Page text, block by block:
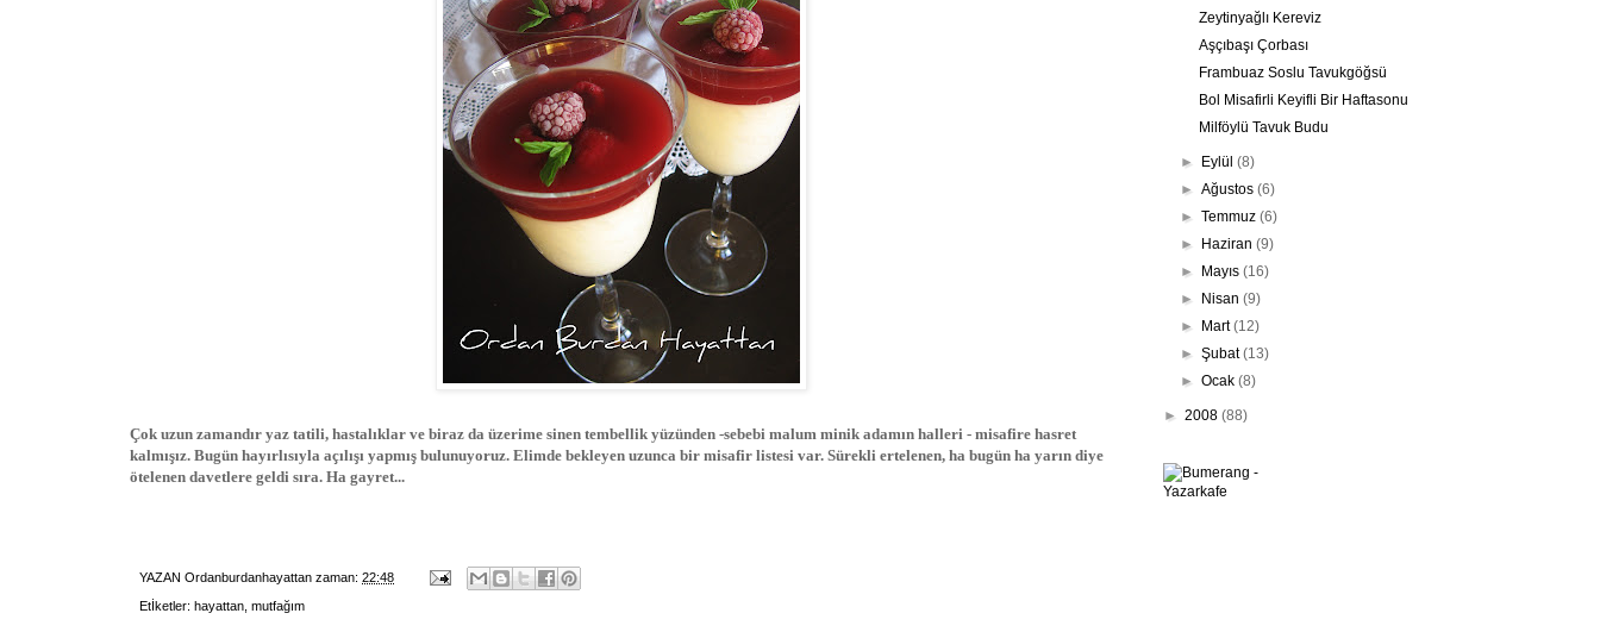
Çok uzun zamandır yaz tatili, hastalıklar ve biraz da üzerime sinen tembellik yüzünden -sebebi malum minik adamın halleri - misafire hasret
kalmışız. Bugün hayırlısıyla açılışı yapmış bulunuyoruz. Elimde bekleyen uzunca bir misafir listesi var. Sürekli ertelenen, ha bugün ha yarın diye
ötelenen davetlere geldi sıra. Ha gayret...
YAZAN Ordanburdanhayattan zaman: 22:48
Etİketler: hayattan mutfağım
Zeytinyağlı Kereviz
Aşçıbaşı Çorbası
Frambuaz Soslu Tavukgöğsü
Bol Misafirli Keyifli Bir Haftasonu
Milföylü Tavuk Budu
► Eylül(8)
►Ağustos(6)
►Temmuz(6)
► Haziran(9)
► Mayıs(16)
► Nisan(9)
► Mart(12)
►Şubat(13)
►Ocak(8)
► 2008 (88)